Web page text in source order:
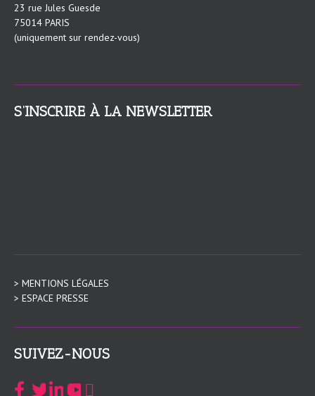
23 rue Jules Guesde
75014 PARIS
(uniquement sur rendez-vous)
S’INSCRIRE À LA NEWSLETTER
> MENTIONS LÉGALES
> ESPACE PRESSE
SUIVEZ-NOUS